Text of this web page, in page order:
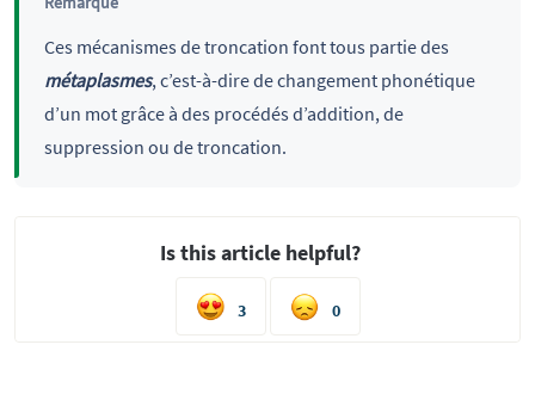
Ces mécanismes de troncation font tous partie des
métaplasmes, c’est-à-dire de changement phonétique
d’un mot grâce à des procédés d’addition, de
suppression ou de troncation.
Is this article helpful?
3 0